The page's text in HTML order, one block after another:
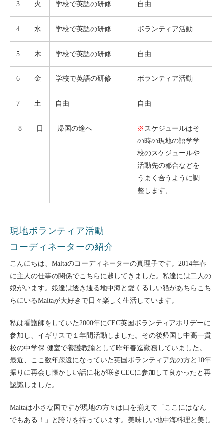
3 火 学校で英語の研修 自由
4 水 学校で英語の研修 ボランティア活動
5 木 学校で英語の研修 自由
6 金 学校で英語の研修 ボランティア活動
7 土 自由 自由
8 日 帰国の途へ ※ スケジュールはそ
の時の現地の語学学
校のスケジュールや
活動先の都合などを
うまく合うように調
整します。
現地ボランティア活動
コーディネーターの紹介
こんにちは、Maltaのコーディネーターの真理子です。2014年春
に主人の仕事の関係でこちらに越してきました。私達には二人の
娘がいます。娘達は透き通る地中海と愛くるしい猫があちらこち
らにいるMaltaが大好きで日々楽しく生活しています。
私は看護師をしていた2000年にCEC英国ボランティアホリデーに
参加し、イギリスで１年間活動しました。その後帰国し中高一貫
校の中学保 健室で養護教諭として昨年春迄勤務していました。
最近、ここ数年疎遠になっていた英国ボランティア先の方と10年
振りに再会し懐かしい話に花が咲きCECに参加して良かったと再
認識しました。
Maltaは小さな国ですが現地の方々は口を揃えて「ここにはなん
でもある！」と誇りを持っています。美味しい地中海料理と美し